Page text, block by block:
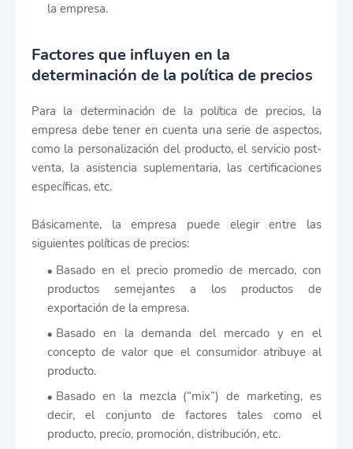
la empresa.
Factores que influyen en la
determinación de la política de precios
Para la determinación de la política de precios, la
empresa debe tener en cuenta una serie de aspectos,
como la personalización del producto, el servicio post-
venta, la asistencia suplementaria, las certificaciones
específicas, etc.
Básicamente, la empresa puede elegir entre las
siguientes políticas de precios:
Basado en el precio promedio de mercado, con
productos semejantes a los productos de
exportación de la empresa.
Basado en la demanda del mercado y en el
concepto de valor que el consumidor atribuye al
producto.
Basado en la mezcla (“mix”) de marketing, es
decir, el conjunto de factores tales como el
producto, precio, promoción, distribución, etc.